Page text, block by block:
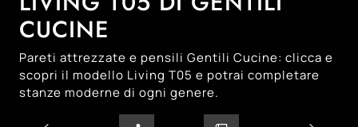
CUCINE
Pareti attrezzate e pensili Gentili Cucine: clicca e
scopri il modello Living T05 e potrai completare
stanze moderne di ogni genere.